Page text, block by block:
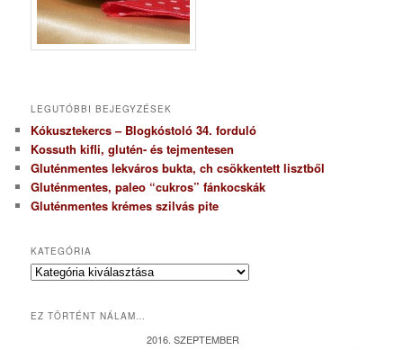
LEGUTÓBBI BEJEGYZÉSEK
Kókusztekercs – Blogkóstoló 34. forduló
Kossuth kifli, glutén- és tejmentesen
Gluténmentes lekváros bukta, ch csökkentett lisztből
Gluténmentes, paleo “cukros” fánkocskák
Gluténmentes krémes szilvás pite
KATEGÓRIA
K
e
EZ TÖRTÉNT NÁLAM…
2016. SZEPTEMBER